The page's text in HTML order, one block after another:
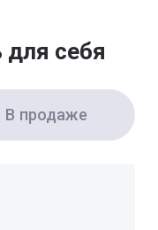
для себя
В продаже